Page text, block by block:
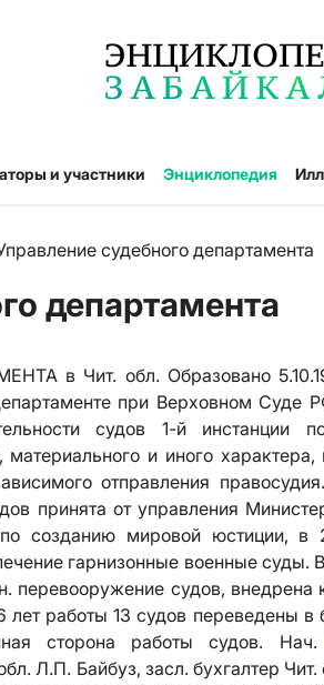
и участники Энциклопедия
судебного департамента
департамента
в Чит. обл. Образовано
при Верховном Суде
судов 1-й инстанции
и иного характера,
отправления
принята от управления
созданию мировой юстиции, в
гарнизонные военные суды.
перевооружение судов, внедрена
работы 13 судов переведены в
сторона работы судов. Нач.
Л.П. Байбуз, засл. бухгалтер